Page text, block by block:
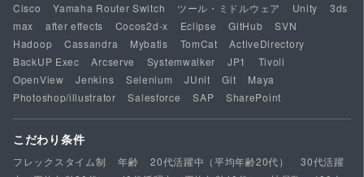
Cisco
Yamaha Router Switch ツール・ミドルウェア Unity
3ds
max
after effects Cocos2d-x Eclipse GitHub
SVN
Hadoop
Cassandra Mybatis TomCat
ActiveDirectory
BackUP Exec
Arcserve Systemwalker JP1
Tivoli
OpenView
Jenkins Selenium JUnit Git
Maya
Photoshop/illustrator
Salesforce SAP SharePoint
こだわり条件
フレックスタイム制 年齢 20代活躍中（平均年齢20代）
30代活躍